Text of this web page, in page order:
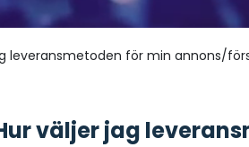
leveransmetoden för min annons/
väljer jag